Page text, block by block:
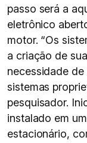
passo será a
eletrônico
motor. “Os
a criação de
necessidade
sistemas
pesquisador.
instalado em
estacionário,